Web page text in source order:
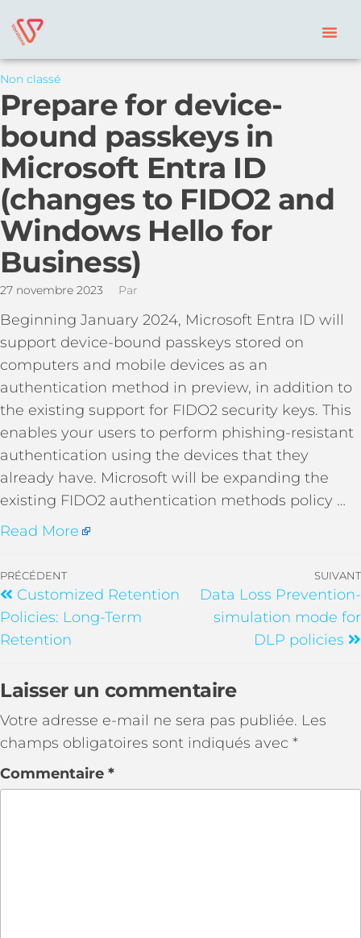
Non classé
Prepare for device-
bound passkeys in
Microsoft Entra ID
(changes to FIDO2 and
Windows Hello for
Business)
27 novembre 2023 Par
Beginning January 2024, Microsoft Entra ID will
support device-bound passkeys stored on
computers and mobile devices as an
authentication method in preview, in addition to
the existing support for FIDO2 security keys. This
enables your users to perform phishing-resistant
authentication using the devices that they
already have. Microsoft will be expanding the
existing FIDO2 authentication methods policy …
Read More
PRÉCÉDENT
Customized Retention
Policies: Long-Term
Retention
SUIVANT
Data Loss Prevention-
simulation mode for
DLP policies
Laisser un commentaire
Votre adresse e-mail ne sera pas publiée. Les
champs obligatoires sont indiqués avec *
Commentaire *